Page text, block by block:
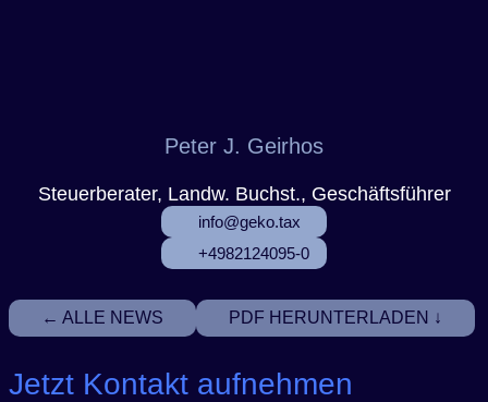
Peter J. Geirhos
Steuerberater, Landw. Buchst., Geschäftsführer
info@geko.tax
+4982124095-0
← ALLE NEWS PDF HERUNTERLADEN ↓
Jetzt Kontakt aufnehmen